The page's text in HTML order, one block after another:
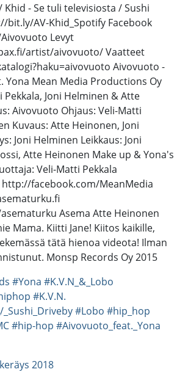
- Se tuli televisiosta / Sushi
bit.ly/AV-Khid_Spotify Facebook
Levyt
artist/aivovuoto/ Vaatteet
Aivovuoto -
Yona Mean Media Productions Oy
Pekkala, Joni Helminen & Atte
Aivovuoto Ohjaus: Veli-Matti
Kuvaus: Atte Heinonen, Joni
Joni Helminen Leikkaus: Joni
Atte Heinonen Make up & Yona's
Veli-Matti Pekkala
facebook.com/MeanMedia
Asema Atte Heinonen
Mama. Kiitti Jane! Kiitos kaikille,
tätä hienoa videota! Ilman
Monsp Records Oy 2015
#Yona #K.V.N_&_Lobo
#K.V.N.
#Lobo #hip_hop
#hip-hop #Aivovuoto_feat._Yona
2018